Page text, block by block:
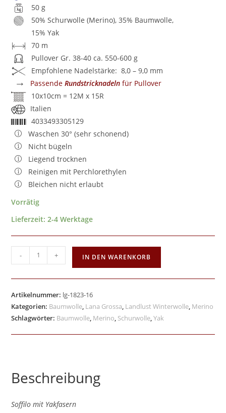
50 g
50% Schurwolle (Merino), 35% Baumwolle,
15% Yak
70 m
Pullover Gr. 38-40 ca. 550-600 g
Empfohlene Nadelstärke: 8,0 – 9,0 mm
→ PassendeRundstricknadeln für Pullover
10x10cm = 12M x 15R
Italien
4033493305129
Waschen 30° (sehr schonend)
Nicht bügeln
Liegend trocknen
Reinigen mit Perchlorethylen
Bleichen nicht erlaubt
Vorrätig
Lieferzeit:2-4 Werktage
- + IN DEN WARENKORB
Artikelnummer: lg-1823-16
Kategorien: Baumwolle, Lana Grossa, Landlust Winterwolle, Merino
Schlagwörter: Baumwolle, Merino, Schurwolle,Yak
Beschreibung
Soffilo mit Yakfasern